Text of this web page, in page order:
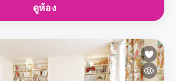
ดูห้อง